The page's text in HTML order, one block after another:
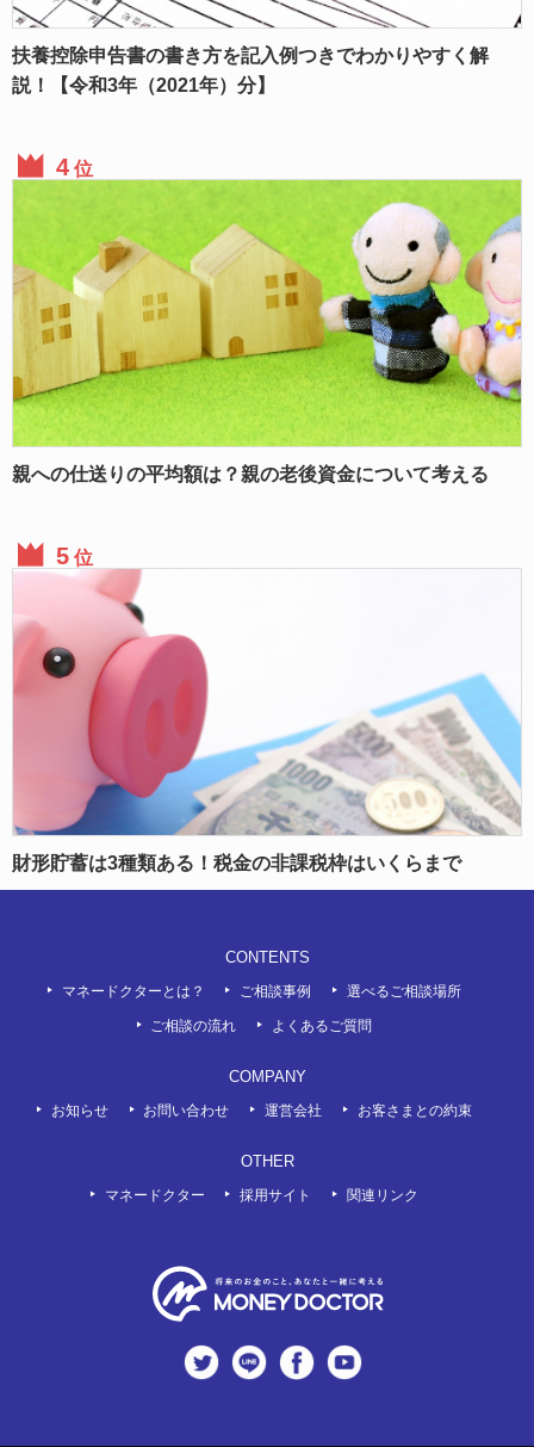
扶養控除申告書の書き方を記入例つきでわかりやすく解
説！【令和3年（2021年）分】
位
親への仕送りの平均額は？親の老後資金について考える
位
財形貯蓄は3種類ある！税金の非課税枠はいくらまで
CONTENTS
マネードクターとは？ ご相談事例 選べるご相談場所
ご相談の流れ よくあるご質問
COMPANY
お知らせ お問い合わせ 運営会社 お客さまとの約束
OTHER
マネードクター 採用サイト 関連リンク
twitter LINE Facebook